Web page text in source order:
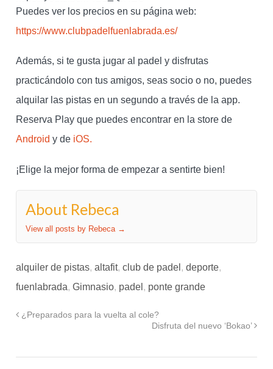
Puedes ver los precios en su página web:
https://www.clubpadelfuenlabrada.es/
Además, si te gusta jugar al padel y disfrutas
practicándolo con tus amigos, seas socio o no, puedes
alquilar las pistas en un segundo a través de la app.
Reserva Play que puedes encontrar en la store de
Android y de iOS.
¡Elige la mejor forma de empezar a sentirte bien!
About Rebeca
View all posts by Rebeca →
alquiler de pistas, altafit, club de padel , deporte,
fuenlabrada, Gimnasio, padel , ponte grande
¿Preparados para la vuelta al cole?
Disfruta del nuevo ‘Bokao’